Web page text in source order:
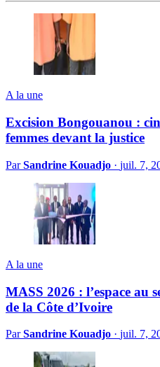
A la une
Excision Bongouanou :
femmes devant la justice
ParSandrine Kouadjo · juil. 7,
A la une
MASS 2026 : l’espace au
de la Côte d’Ivoire
ParSandrine Kouadjo · juil. 7,